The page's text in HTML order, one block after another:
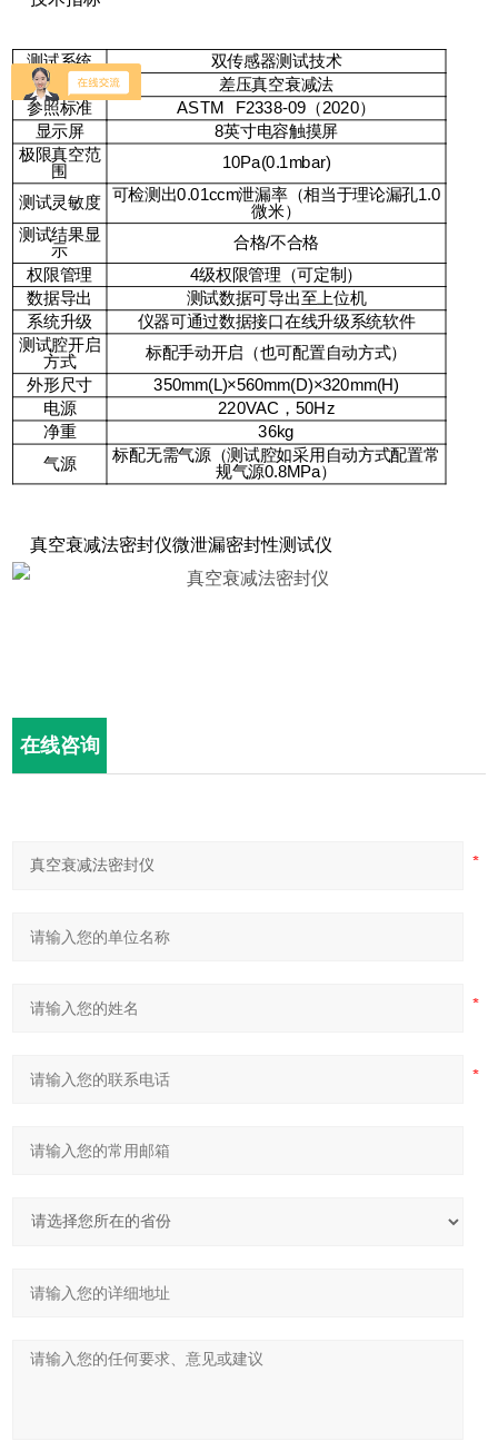
测试系统
双传感器测试技术
测试方法
差压真空衰减法
参照标准
ASTM F2338-09（2020）
显示屏
8英寸电容触摸屏
极限真空范
围 10Pa(0.1mbar)
测试灵敏度
可检测出0.01ccm泄漏率（相当于理论漏孔1.0
微米）
测试结果显
示
合格/不合格
权限管理
4级权限管理（可定制）
数据导出
测试数据可导出至上位机
系统升级
仪器可通过数据接口在线升级系统软件
测试腔开启
方式
标配手动开启（也可配置自动方式）
外形尺寸
350mm(L)×560mm(D)×320mm(H)
电源
220VAC，50Hz
净重
36kg
气源
标配无需气源（测试腔如采用自动方式配置常
规气源0.8MPa）
真空衰减法密封仪微泄漏密封性测试仪
在线咨询